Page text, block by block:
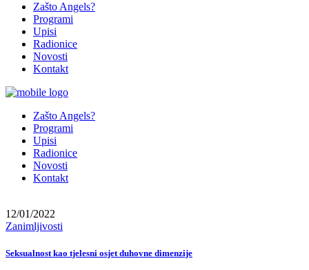
Zašto Angels?
Programi
Upisi
Radionice
Novosti
Kontakt
Zašto Angels?
Programi
Upisi
Radionice
Novosti
Kontakt
12/01/2022
Zanimljivosti
Seksualnost kao tjelesni osjet duhovne dimenzije